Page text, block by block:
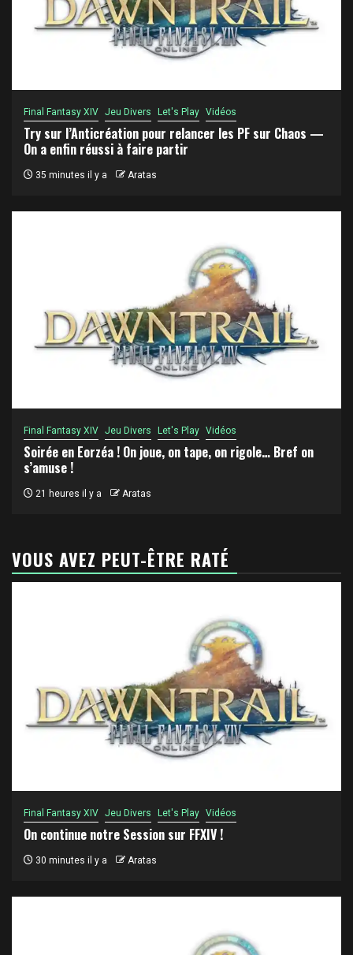
Final Fantasy XIV Jeu Divers Let's Play Vidéos
Try sur l’Anticréation pour relancer les PF sur Chaos —
On a enfin réussi à faire partir
35 minutes il y a Aratas
Final Fantasy XIV Jeu Divers Let's Play Vidéos
Soirée en Eorzéa ! On joue, on tape, on rigole… Bref on
s’amuse !
21 heures il y a Aratas
VOUS AVEZ PEUT-ÊTRE RATÉ
Final Fantasy XIV Jeu Divers Let's Play Vidéos
On continue notre Session sur FFXIV !
30 minutes il y a Aratas